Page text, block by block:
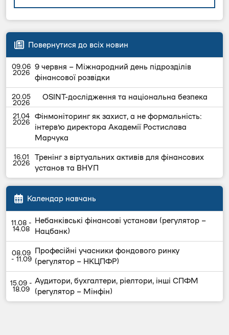
Повернутися до всіх новин
9 червня – Міжнародний день підрозділів
фінансової розвідки
OSINT-дослідження та національна безпека
Фінмоніторинг як захист, а не формальність:
інтерв’ю директора Академії Ростислава
Марчука
Тренінг з віртуальних активів для фінансових
установ та ВНУП
Календар навчань
Небанківські фінансові установи (регулятор –
Нацбанк)
Професійні учасники фондового ринку
(регулятор – НКЦПФР)
Аудитори, бухгалтери, ріелтори, інші СПФМ
(регулятор – Мінфін)